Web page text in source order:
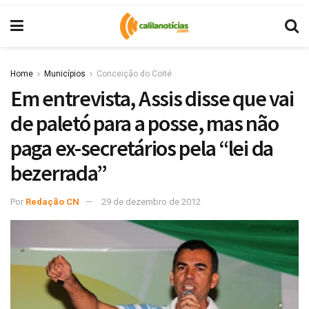
Home Municípios Conceição do Coité
Em entrevista, Assis disse que vai
de paletó para a posse, mas não
paga ex-secretários pela “lei da
bezerrada”
Por Redação CN 29 de dezembro de 2012